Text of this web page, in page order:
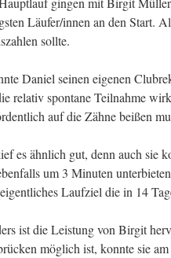
Läufer/innen an den Start.
sollte.
Daniel seinen eigenen
relativ spontane Teilnahme
auf die Zähne beißen
es ähnlich gut, denn auch sie
um 3 Minuten
Laufziel die in 14
ist die Leistung von Birgit
möglich ist, konnte sie